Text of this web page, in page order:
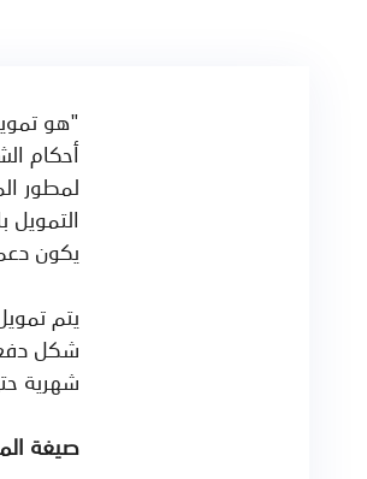
"هو
أحكام
لمطور
يكون
يتم
شكل
شهرية
صيغة